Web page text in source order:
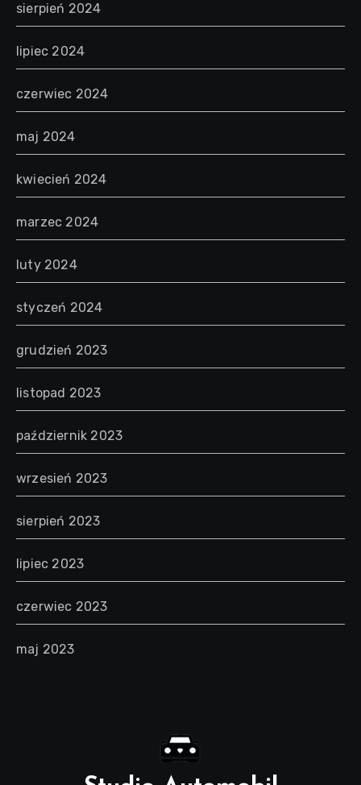
sierpień 2024
lipiec 2024
czerwiec 2024
maj 2024
kwiecień 2024
marzec 2024
luty 2024
styczeń 2024
grudzień 2023
listopad 2023
październik 2023
wrzesień 2023
sierpień 2023
lipiec 2023
czerwiec 2023
maj 2023